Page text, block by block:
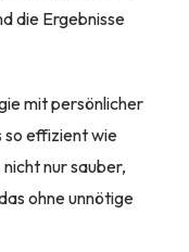
die Ergebnisse
mit persönlicher
so effizient wie
nur sauber,
ohne unnötige